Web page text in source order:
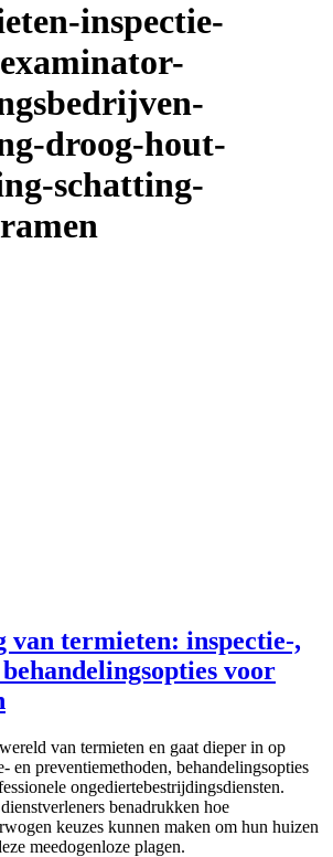
inspectie-
droog-hout-
schatting-
van termieten: inspectie-,
voor
van termieten en gaat dieper in op
en preventiemethoden, behandelingsopties
ongediertebestrijdingsdiensten.
benadrukken hoe
keuzes kunnen maken om hun huizen
meedogenloze plagen.